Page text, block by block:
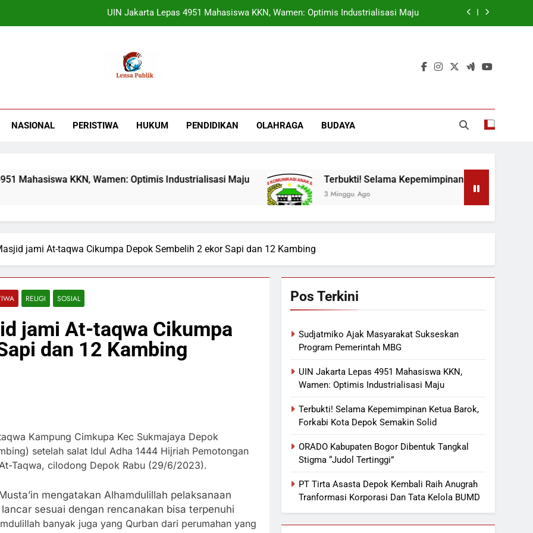
Terbukti! Selama Kepemimpinan Ketua Barok, Forkabi Kota Depok Semakin Solid
Sudjatmiko Ajak Masyarakat Sukseskan Program Pemerintah MBG
Terbukti! Selama Kepemimpinan Ketua Barok, Forkabi Kota Depok Semakin Solid
NASIONAL PERISTIWA HUKUM PENDIDIKAN OLAHRAGA BUDAYA
KKN, Wamen: Optimis Industrialisasi Maju Terbukti! Selama Kepemimpinan Ketua Barok,
3 Minggu Ago
jami At-taqwa Cikumpa Depok Sembelih 2 ekor Sapi dan 12 Kambing
RELIGI SOSIAL
jami At-taqwa Cikumpa
dan 12 Kambing
Kampung Cimkupa Kec Sukmajaya Depok
setelah salat Idul Adha 1444 Hijriah Pemotongan
Taqwa, cilodong Depok Rabu (29/6/2023).
mengatakan Alhamdulillah pelaksanaan
sesuai dengan rencanakan bisa terpenuhi
banyak juga yang Qurban dari perumahan yang
Pos Terkini
Sudjatmiko Ajak Masyarakat Sukseskan
Program Pemerintah MBG
UIN Jakarta Lepas 4951 Mahasiswa KKN,
Wamen: Optimis Industrialisasi Maju
Terbukti! Selama Kepemimpinan Ketua Barok,
Forkabi Kota Depok Semakin Solid
ORADO Kabupaten Bogor Dibentuk Tangkal
Stigma “Judol Tertinggi”
PT Tirta Asasta Depok Kembali Raih Anugrah
Tranformasi Korporasi Dan Tata Kelola BUMD